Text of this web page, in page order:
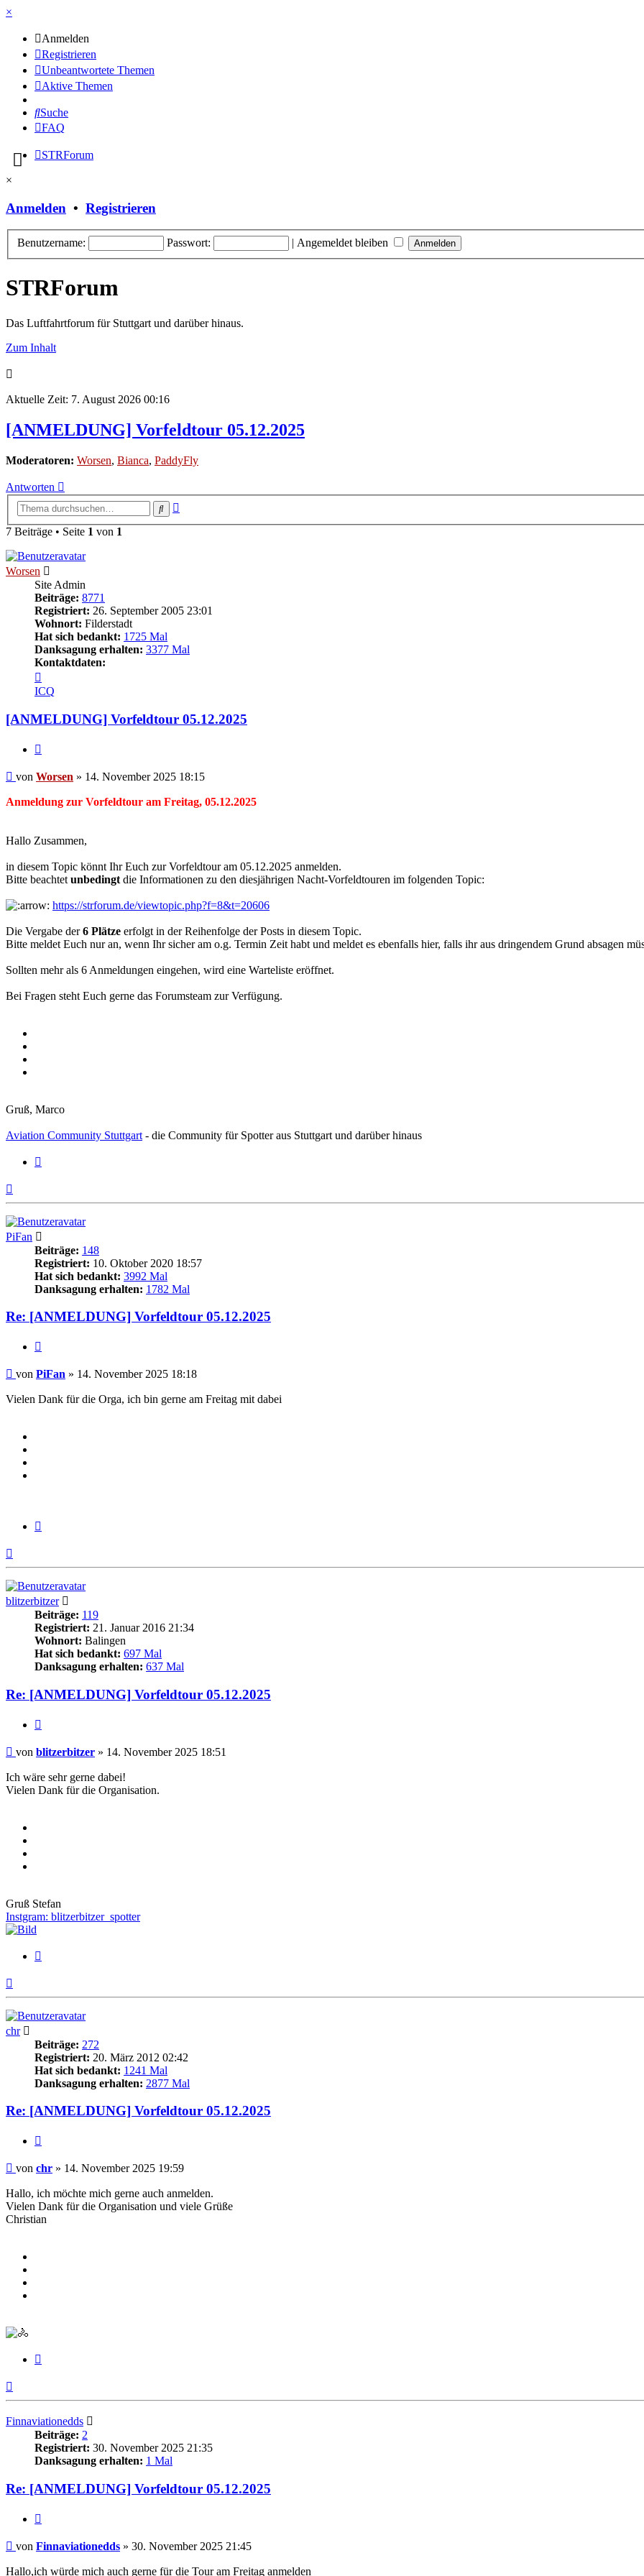
×
Anmelden
Registrieren
Unbeantwortete Themen
Aktive Themen
Suche
FAQ
STRForum
×
Anmelden • Registrieren
Benutzername: Passwort: | Angemeldet bleiben
STRForum
Das Luftfahrtforum für Stuttgart und darüber hinaus.
Zum Inhalt
Aktuelle Zeit: 7. August 2026 00:16
[ANMELDUNG] Vorfeldtour 05.12.2025
Moderatoren: Worsen, Bianca, PaddyFly
Antworten
Suche
7 Beiträge • Seite 1 von 1
Worsen
Site Admin
Beiträge: 8771
Registriert: 26. September 2005 23:01
Wohnort: Filderstadt
Hat sich bedankt: 1725 Mal
Danksagung erhalten: 3377 Mal
Kontaktdaten:
von
Worsen
ICQ
[ANMELDUNG] Vorfeldtour 05.12.2025
Beitrag
von Worsen » 14. November 2025 18:15
Anmeldung zur Vorfeldtour am Freitag, 05.12.2025
Hallo Zusammen,
in diesem Topic könnt Ihr Euch zur Vorfeldtour am 05.12.2025 anmelden.
Bitte beachtet unbedingt die Informationen zu den diesjährigen Nacht-Vorfeldtouren im folgenden Topic:
https://strforum.de/viewtopic.php?f=8&t=20606
Die Vergabe der6 Plätze erfolgt in der Reihenfolge der Posts in diesem Topic.
Bitte meldet Euch nur an, wenn Ihr sicher am o.g. Termin Zeit habt und meldet es ebenfalls hier, falls ihr aus dringendem Grund absagen
Sollten mehr als 6 Anmeldungen eingehen, wird eine Warteliste eröffnet.
Bei Fragen steht Euch gerne das Forumsteam zur Verfügung.
Gruß, Marco
Aviation Community Stuttgart - die Community für Spotter aus Stuttgart und darüber hinaus
PiFan
Beiträge: 148
Registriert: 10. Oktober 2020 18:57
Hat sich bedankt: 3992 Mal
Danksagung erhalten: 1782 Mal
Re: [ANMELDUNG] Vorfeldtour 05.12.2025
Beitrag
von PiFan » 14. November 2025 18:18
Vielen Dank für die Orga, ich bin gerne am Freitag mit dabei
blitzerbitzer
Beiträge: 119
Registriert: 21. Januar 2016 21:34
Wohnort: Balingen
Hat sich bedankt: 697 Mal
Danksagung erhalten: 637 Mal
Re: [ANMELDUNG] Vorfeldtour 05.12.2025
Beitrag
von blitzerbitzer » 14. November 2025 18:51
Ich wäre sehr gerne dabei!
Vielen Dank für die Organisation.
Gruß Stefan
Instgram: blitzerbitzer_spotter
chr
Beiträge: 272
Registriert: 20. März 2012 02:42
Hat sich bedankt: 1241 Mal
Danksagung erhalten: 2877 Mal
Re: [ANMELDUNG] Vorfeldtour 05.12.2025
Beitrag
von chr » 14. November 2025 19:59
Hallo, ich möchte mich gerne auch anmelden.
Vielen Dank für die Organisation und viele Grüße
Christian
Finnaviationedds
Beiträge: 2
Registriert: 30. November 2025 21:35
Danksagung erhalten: 1 Mal
Re: [ANMELDUNG] Vorfeldtour 05.12.2025
Beitrag
von Finnaviationedds » 30. November 2025 21:45
Hallo,ich würde mich auch gerne für die Tour am Freitag anmelden